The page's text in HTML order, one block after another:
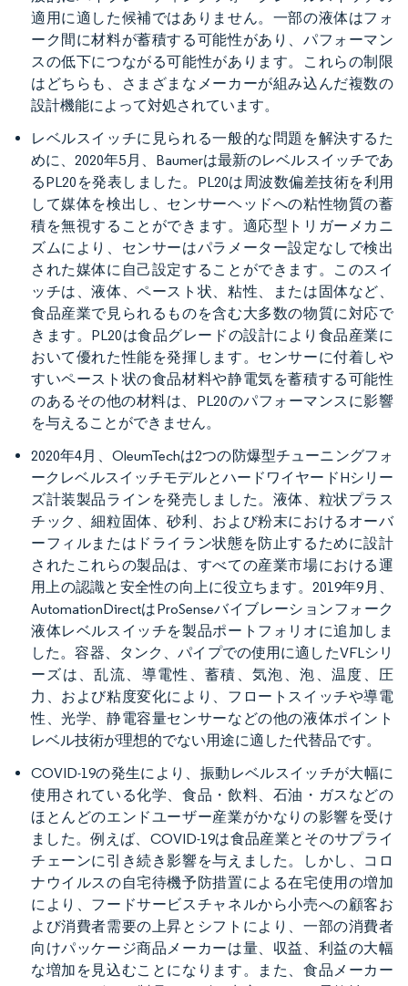
適用に適した候補ではありません。一部の液体はフォ
ーク間に材料が蓄積する可能性があり、パフォーマン
スの低下につながる可能性があります。これらの制限
はどちらも、さまざまなメーカーが組み込んだ複数の
設計機能によって対処されています。
レベルスイッチに見られる一般的な問題を解決するた
めに、2020年5月、Baumerは最新のレベルスイッチであ
るPL20を発表しました。PL20は周波数偏差技術を利用
して媒体を検出し、センサーヘッドへの粘性物質の蓄
積を無視することができます。適応型トリガーメカニ
ズムにより、センサーはパラメーター設定なしで検出
された媒体に自己設定することができます。このスイ
ッチは、液体、ペースト状、粘性、または固体など、
食品産業で見られるものを含む大多数の物質に対応で
きます。PL20は食品グレードの設計により食品産業に
おいて優れた性能を発揮します。センサーに付着しや
すいペースト状の食品材料や静電気を蓄積する可能性
のあるその他の材料は、PL20のパフォーマンスに影響
を与えることができません。
2020年4月、OleumTechは2つの防爆型チューニングフォ
ークレベルスイッチモデルとハードワイヤードHシリー
ズ計装製品ラインを発売しました。液体、粒状プラス
チック、細粒固体、砂利、および粉末におけるオーバ
ーフィルまたはドライラン状態を防止するために設計
されたこれらの製品は、すべての産業市場における運
用上の認識と安全性の向上に役立ちます。2019年9月、
AutomationDirectはProSenseバイブレーションフォーク
液体レベルスイッチを製品ポートフォリオに追加しま
した。容器、タンク、パイプでの使用に適したVFLシリ
ーズは、乱流、導電性、蓄積、気泡、泡、温度、圧
力、および粘度変化により、フロートスイッチや導電
性、光学、静電容量センサーなどの他の液体ポイント
レベル技術が理想的でない用途に適した代替品です。
COVID-19の発生により、振動レベルスイッチが大幅に
使用されている化学、食品・飲料、石油・ガスなどの
ほとんどのエンドユーザー産業がかなりの影響を受け
ました。例えば、COVID-19は食品産業とそのサプライ
チェーンに引き続き影響を与えました。しかし、コロ
ナウイルスの自宅待機予防措置による在宅使用の増加
により、フードサービスチャネルから小売への顧客お
よび消費者需要の上昇とシフトにより、一部の消費者
向けパッケージ商品メーカーは量、収益、利益の大幅
な増加を見込むことになります。また、食品メーカー